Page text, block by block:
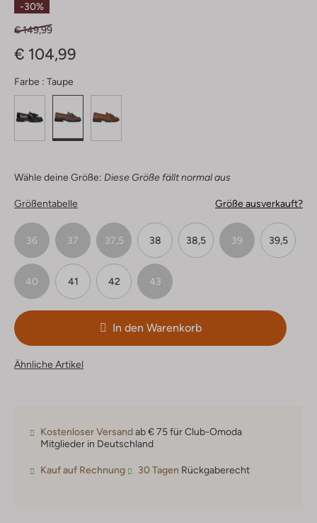
-30%
€ 149,99
€ 104,99
Farbe : Taupe
Wähle deine Größe: Diese Größe fällt normal aus
Größentabelle Größe ausverkauft?
36 37 37,5 38 38,5 39 39,5
40 41 42 43
In den Warenkorb
Ähnliche Artikel
Kostenloser Versandab € 75 für Club-Omoda
Mitglieder in Deutschland
Kauf auf Rechnung 30 Tagen Rückgaberecht